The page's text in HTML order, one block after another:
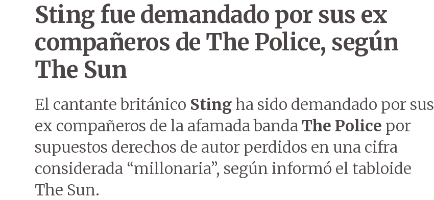
Sting fue demandado por sus ex
compañeros de The Police, según
The Sun
El cantante británico Stingha sido demandado por sus
ex compañeros de la afamada bandaThe Police por
supuestos derechos de autor perdidos en una cifra
considerada “millonaria”, según informó el tabloide
The Sun.